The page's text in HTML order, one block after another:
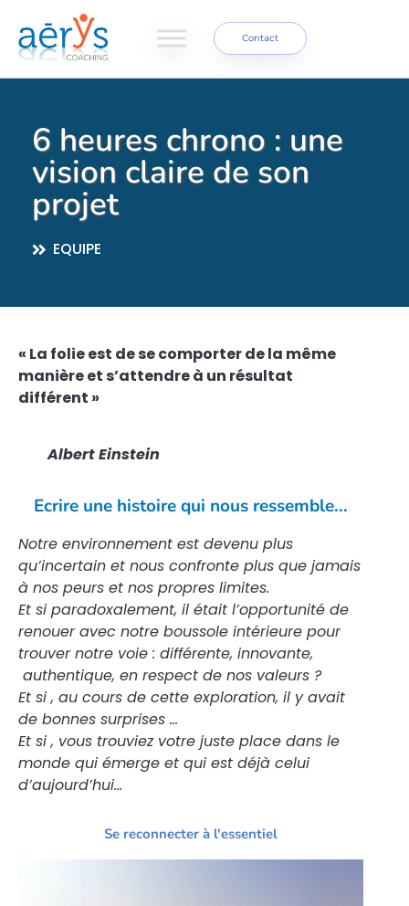
Contact
6 heures chrono : une
vision claire de son
projet
EQUIPE
« La folie est de se comporter de la même
manière et s’attendre à un résultat
différent »
AlbertEinstein
Ecrire une histoire qui nous ressemble...
Notre environnement est devenu plus
qu’incertain et nous confronte plus que jamais
à nos peurs et nos propres limites.
Et si paradoxalement, il était l’opportunité de
renouer avec notre boussole intérieure pour
trouver notre voie : différente, innovante,
authentique, en respect de nos valeurs ?
Et si , au cours de cette exploration, il y avait
de bonnes surprises …
Et si , vous trouviez votre juste place dans le
monde qui émerge et qui est déjà celui
d’aujourd’hui…
Se reconnecter à l'essentiel